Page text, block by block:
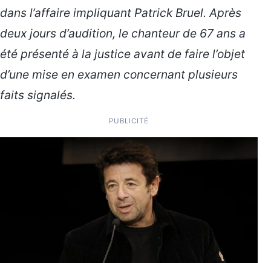
dans l’affaire impliquant Patrick Bruel. Après
deux jours d’audition, le chanteur de 67 ans a
été présenté à la justice avant de faire l’objet
d’une mise en examen concernant plusieurs
faits signalés.
PUBLICITÉ